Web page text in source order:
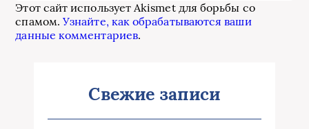
Этот сайт использует Akismet для борьбы со
спамом.Узнайте, как обрабатываются ваши
данные комментариев.
Свежие записи